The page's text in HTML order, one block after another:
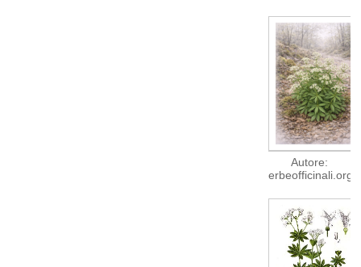
Autore:
erbeofficinali.org